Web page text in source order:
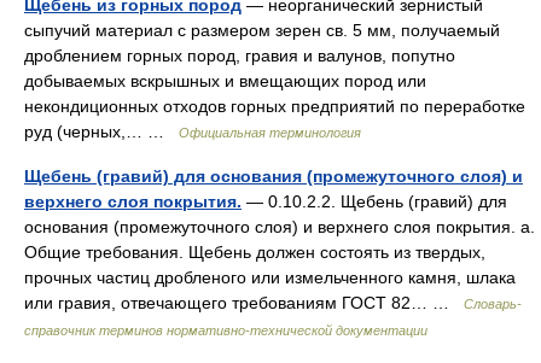
Щебень из горных пород — неорганический зернистый
сыпучий материал с размером зерен св. 5 мм, получаемый
дроблением горных пород, гравия и валунов, попутно
добываемых вскрышных и вмещающих пород или
некондиционных отходов горных предприятий по переработке
руд (черных,… …
Официальная терминология
Щебень (гравий) для основания (промежуточного слоя) и
верхнего слоя покрытия. — 0.10.2.2. Щебень (гравий) для
основания (промежуточного слоя) и верхнего слоя покрытия. а.
Общие требования. Щебень должен состоять из твердых,
прочных частиц дробленого или измельченного камня, шлака
или гравия, отвечающего требованиям ГОСТ 82… …
Словарь-
справочник терминов нормативно-технической документации